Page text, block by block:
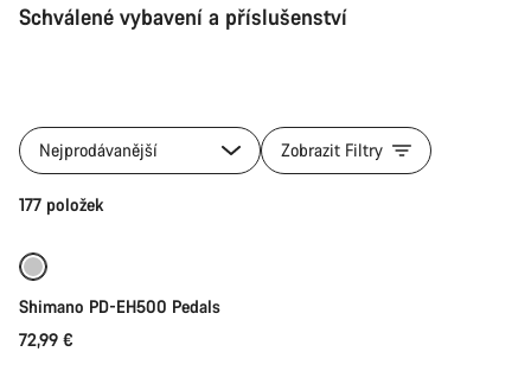
Schválené vybavení a příslušenství
Nejprodávanější Zobrazit Filtry
177 položek
Shimano PD-EH500 Pedals
72,99 €